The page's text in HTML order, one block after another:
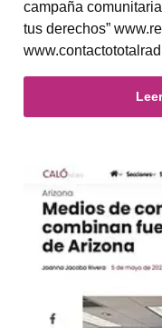
campaña
tus derechos”